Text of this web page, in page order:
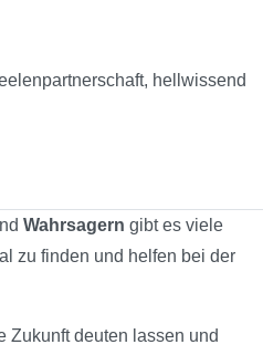
hellwissend
Wahrsagern gibt es viele
zu finden und helfen bei der
Zukunft deuten lassen und